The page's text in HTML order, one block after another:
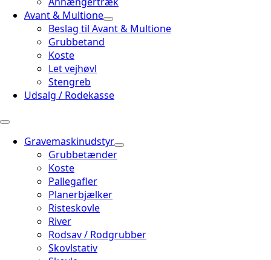
Avant & Multione
Beslag til Avant & Multione
Grubbetand
Koste
Let vejhøvl
Stengreb
Udsalg / Rodekasse
Gravemaskinudstyr
Grubbetænder
Koste
Pallegafler
Planerbjælker
Risteskovle
River
Rodsav / Rodgrubber
Skovlstativ